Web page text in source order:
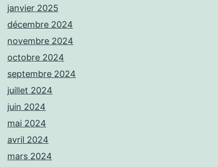
janvier 2025
décembre 2024
novembre 2024
octobre 2024
septembre 2024
juillet 2024
juin 2024
mai 2024
avril 2024
mars 2024